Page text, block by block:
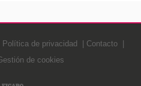
Política de privacidad
Contacto
de cookies